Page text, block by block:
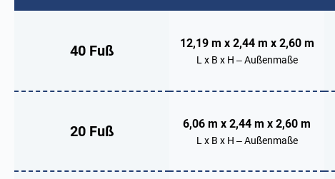
40 Fuß 12,19 m x 2,44 m x 2,60 m
L x B x H – Außenmaße
20 Fuß 6,06 m x 2,44 m x 2,60 m
L x B x H – Außenmaße